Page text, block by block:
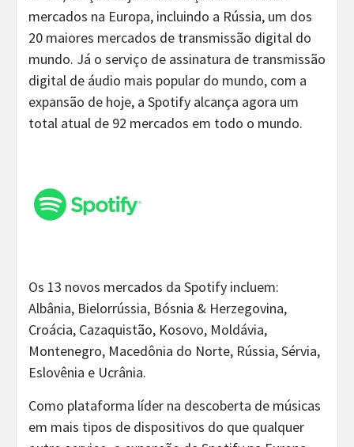
mercados na Europa, incluindo a Rússia, um dos
20 maiores mercados de transmissão digital do
mundo. Já o serviço de assinatura de transmissão
digital de áudio mais popular do mundo, com a
expansão de hoje, a Spotify alcança agora um
total atual de 92 mercados em todo o mundo.
Os 13 novos mercados da Spotify incluem:
Albânia, Bielorrússia, Bósnia & Herzegovina,
Croácia, Cazaquistão, Kosovo, Moldávia,
Montenegro, Macedônia do Norte, Rússia, Sérvia,
Eslovênia e Ucrânia.
Como plataforma líder na descoberta de músicas
em mais tipos de dispositivos do que qualquer